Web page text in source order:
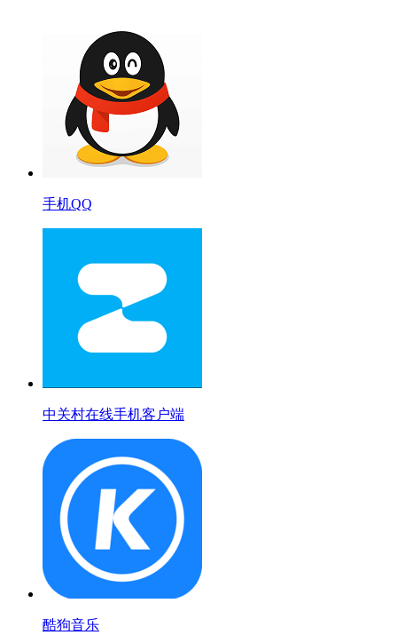
手机QQ
中关村在线手机客户端
酷狗音乐